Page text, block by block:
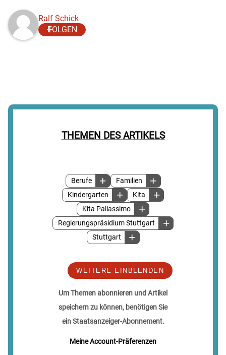
THEMEN DES ARTIKELS
Berufe
Familien
Kindergarten
Kita
Kita Pallassimo
Regierungspräsidium Stuttgart
Stuttgart
WEITERE EINBLENDEN
Um Themen abonnieren und Artikel
speichern zu können, benötigen Sie
ein Staatsanzeiger-Abonnement.
Meine Account-Präferenzen
Ralf Schick
FOLGEN